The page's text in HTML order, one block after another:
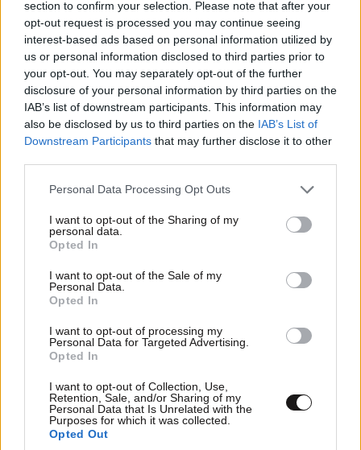
section to confirm your selection. Please note that after your
opt-out request is processed you may continue seeing
interest-based ads based on personal information utilized by
us or personal information disclosed to third parties prior to
your opt-out. You may separately opt-out of the further
disclosure of your personal information by third parties on the
IAB’s list of downstream participants. This information may
also be disclosed by us to third parties on the IAB’s List of
Downstream Participants that may further disclose it to other
Please note that this website/app uses one or more Google
not limited to your visit or usage behaviour. You may click to
grant or deny consent to Google and its third-party tags to
use your data for below specified purposes in below Google
consent section.
Personal Data Processing Opt Outs
I want to opt-out of the Sharing of my
personal data.
Opted In
I want to opt-out of the Sale of my
Personal Data.
Opted In
I want to opt-out of processing my
Personal Data for Targeted Advertising.
Opted In
I want to opt-out of Collection, Use,
Retention, Sale, and/or Sharing of my
Personal Data that Is Unrelated with the
Purposes for which it was collected.
Opted Out
2 ω. πριν
Τροχαίο δυστύχημα στις Σέρρες:
Πραγματογνώμονας ρίχνει φως στα αίτια της
τραγωδίας – «Κάποια απόσπαση προσοχής,
ίσως μίλησε στο κινητό»